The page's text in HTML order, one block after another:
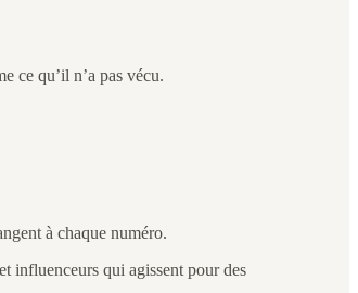
ce qu’il n’a pas vécu.
à chaque numéro.
influenceurs qui agissent pour des